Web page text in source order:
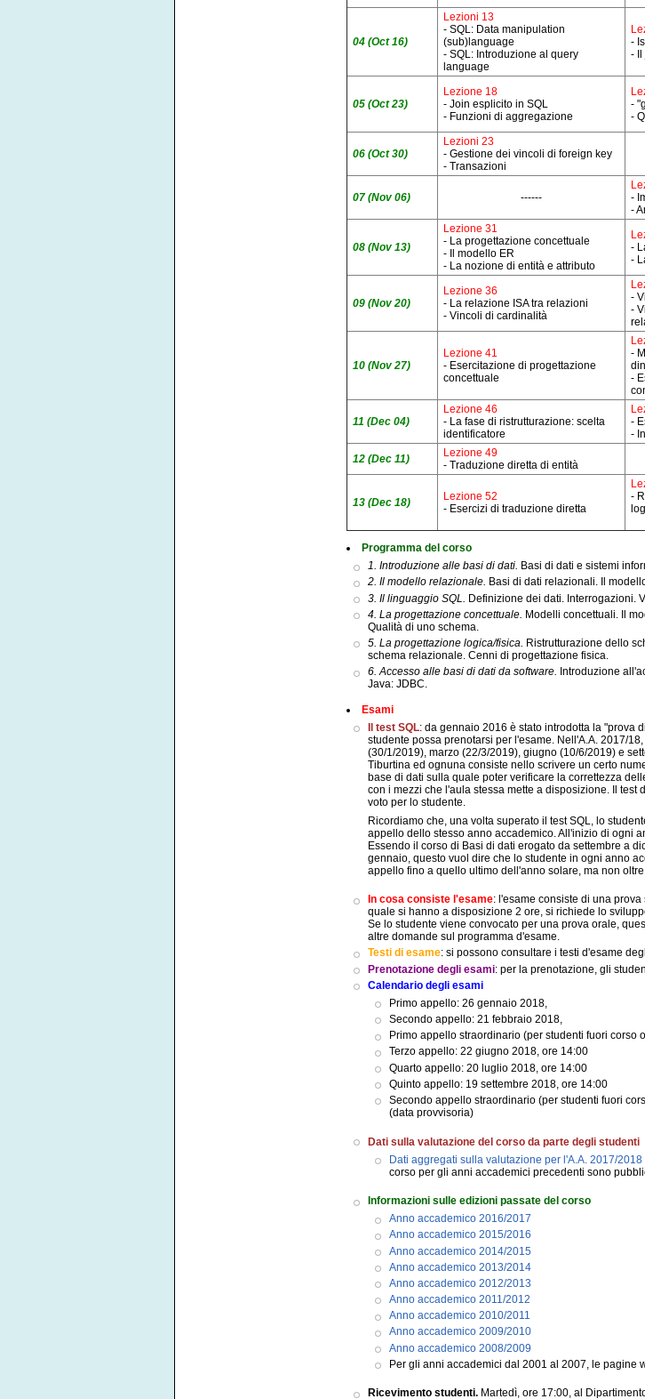
04 (Oct 16)
Lezioni 13
- SQL: Data manipulation
(sub)language
- SQL: Introduzione al query
language
-
- Il
05 (Oct 23)
Lezione 18
- Join esplicito in SQL
- Funzioni di aggregazione
-
-
06 (Oct 30)
Lezioni 23
- Gestione dei vincoli di foreign key
- Transazioni
07 (Nov 06) ------
-
-
08 (Nov 13)
Lezione 31
- La progettazione concettuale
- Il modello ER
- La nozione di entità e attributo
-
-
09 (Nov 20)
Lezione 36
- La relazione ISA tra relazioni
- Vincoli di cardinalità
-
-
10 (Nov 27)
Lezione 41
- Esercitazione di progettazione
concettuale
-
-
11 (Dec 04)
Lezione 46
- La fase di ristrutturazione: scelta
identificatore
-
-
12 (Dec 11)
Lezione 49
- Traduzione diretta di entità
13 (Dec 18)
Lezione 52
- Esercizi di traduzione diretta
-
Programma del corso
1. Introduzione alle basi di dati. Basi di dati e sistemi
2. Il modello relazionale. Basi di dati relazionali. Il
3. Il linguaggio SQL.
Definizione dei dati. Interrogazioni.
4. La progettazione concettuale. Modelli concettuali. Il
Qualità di uno schema.
5. La progettazione logica/fisica. Ristrutturazione dello
schema relazionale. Cenni di progettazione fisica.
6. Accesso alle basi di dati da software. Introduzione
Java: JDBC.
Esami
Il test SQL: da gennaio 2016 è stato introdotta la "prova
studente possa prenotarsi per l'esame. Nell'A.A. 2017/
(30/1/2019), marzo (22/3/2019), giugno (10/6/2019) e
Tiburtina ed ognuna consiste nello scrivere un certo
base di dati sulla quale poter verificare la correttezza
con i mezzi che l'aula stessa mette a disposizione. Il
voto per lo studente.
Ricordiamo che, una volta superato il test SQL, lo
appello dello stesso anno accademico. All'inizio di ogni
Essendo il corso di Basi di dati erogato da settembre a
gennaio, questo vuol dire che lo studente in ogni anno
appello fino a quello ultimo dell'anno solare, ma non oltre.
In cosa consiste l'esame: l'esame consiste di una
quale si hanno a disposizione 2 ore, si richiede lo
Se lo studente viene convocato per una prova orale,
altre domande sul programma d'esame.
Testi di esame: si possono consultare i testi d'esame
Prenotazione degli esami: per la prenotazione, gli
Calendario degli esami
Primo appello: 26 gennaio 2018,
Secondo appello: 21 febbraio 2018,
Primo appello straordinario (per studenti fuori corso
Terzo appello: 22 giugno 2018, ore 14:00
Quarto appello: 20 luglio 2018, ore 14:00
Quinto appello: 19 settembre 2018, ore 14:00
Secondo appello straordinario (per studenti fuori
(data provvisoria)
Dati sulla valutazione del corso da parte degli studenti
Dati aggregati sulla valutazione per l'A.A. 2017/
corso per gli anni accademici precedenti sono
Informazioni sulle edizioni passate del corso
Anno accademico 2016/2017
Anno accademico 2015/2016
Anno accademico 2014/2015
Anno accademico 2013/2014
Anno accademico 2012/2013
Anno accademico 2011/2012
Anno accademico 2010/2011
Anno accademico 2009/2010
Anno accademico 2008/2009
Per gli anni accademici dal 2001 al 2007, le pagine
Ricevimento studenti. Martedì, ore 17:00, al